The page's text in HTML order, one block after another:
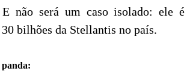
não será um caso isolado: ele é
bilhões da Stellantis no país.